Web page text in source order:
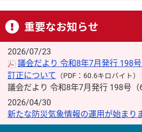
重要なお知らせ
2026/07/23
議会だより 令和8年7月発行 198
訂正について （PDF：60.6キロバイト）
議会だより 令和8年7月発行 198号（
2026/04/30
新たな防災気象情報の運用が始まり